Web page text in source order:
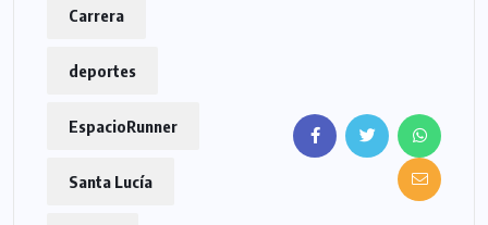
Carrera
deportes
EspacioRunner
Santa Lucía